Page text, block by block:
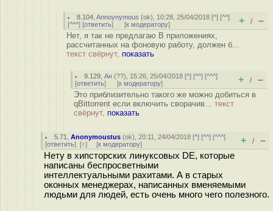
8.104 ,Annoynymous (ok), 10:28, 25/04/2018 [^] [^^]
[^^^] [ответить] [к модератору] + / –
Нет, я так не предлагаю В приложениях,
рассчитанных на фоновую работу, должен б...
текст свёрнут, показать
9.129 ,Ан (??), 15:26, 25/04/2018 [^] [^^] [^^^]
[ответить] [к модератору] + / –
Это приблизительно такого же можно добиться в
qBittorrent если включить сворачив... текст
свёрнут, показать
5.71 ,Anonymoustus (ok), 20:11, 24/04/2018 [^] [^^] [^^^]
[ответить] [↑] [к модератору] + / –
Нету в хипсторских линуксовых DE, которые
написаны беспросветными
интеллектуальными рахитами. А в старых
оконных менеджерах, написанных вменяемыми
людьми для людей, есть очень много чего полезного.